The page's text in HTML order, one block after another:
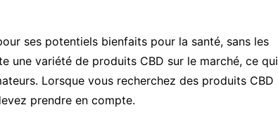
ses potentiels bienfaits pour la santé, sans les
une variété de produits CBD sur le marché, ce qui
Lorsque vous recherchez des produits CBD
prendre en compte.